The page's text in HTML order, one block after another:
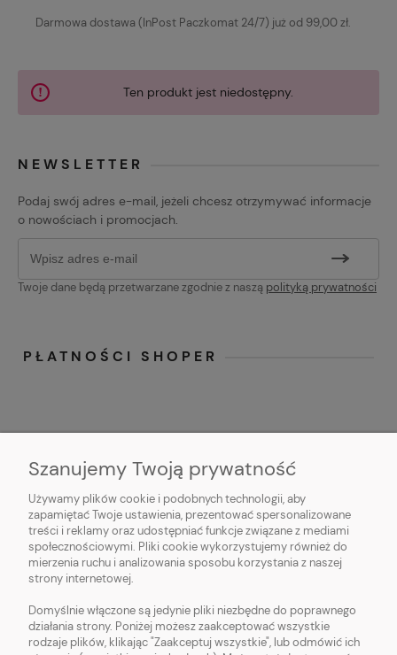
Darmowa dostawa (InPost Paczkomat 24/7) już od 99,00 zł.
Ten produkt jest niedostępny.
NEWSLETTER
Podaj swój adres e-mail, jeżeli chcesz otrzymywać informacje
o nowościach i promocjach.
Twoje dane będą przetwarzane zgodnie z naszą polityką prywatności
PŁATNOŚCI SHOPER
O NAS
OBSŁUGA KLIENTA
POMOC
MOJE KONTO
Szanujemy Twoją prywatność
Używamy plików cookie i podobnych technologii, aby
zapamiętać Twoje ustawienia, prezentować spersonalizowane
treści i reklamy oraz udostępniać funkcje związane z mediami
społecznościowymi. Pliki cookie wykorzystujemy również do
mierzenia ruchu i analizowania sposobu korzystania z naszej
strony internetowej.
Domyślnie włączone są jedynie pliki niezbędne do poprawnego
działania strony. Poniżej możesz zaakceptować wszystkie
rodzaje plików, klikając "Zaakceptuj wszystkie", lub odmówić ich